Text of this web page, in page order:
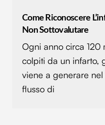
Come Riconoscere
Non Sottovalutare
Ogni anno circa 120
colpiti da un infarto,
viene a generare
flusso di